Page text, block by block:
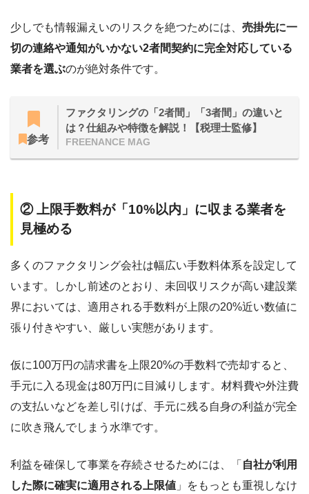
少しでも情報漏えいのリスクを絶つためには、 売掛先に一
切の連絡や通知がいかない2者間契約に完全対応している
業者を選ぶのが絶対条件です。
参考
ファクタリングの「2者間」「3者間」の違いと
は？仕組みや特徴を解説！【税理士監修】
FREENANCE MAG
② 上限手数料が「10%以内」に収まる業者を
見極める
多くのファクタリング会社は幅広い手数料体系を設定して
います。しかし前述のとおり、未回収リスクが高い建設業
界においては、適用される手数料が上限の20%近い数値に
張り付きやすい、厳しい実態があります。
仮に100万円の請求書を上限20%の手数料で売却すると、
手元に入る現金は80万円に目減りします。材料費や外注費
の支払いなどを差し引けば、手元に残る自身の利益が完全
に吹き飛んでしまう水準です。
利益を確保して事業を存続させるためには、「 自社が利用
した際に確実に適用される上限値 」をもっとも重視しなけ